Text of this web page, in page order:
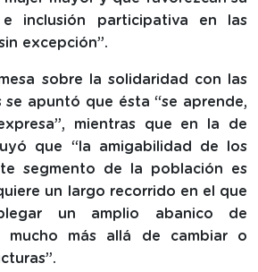
e inclusión participativa en las
excepción”.
sobre la solidaridad con las
se apuntó que ésta “se aprende,
mientras que en la de
que “la amigabilidad de los
segmento de la población es
un largo recorrido en el que
un amplio abanico de
mucho más allá de cambiar o